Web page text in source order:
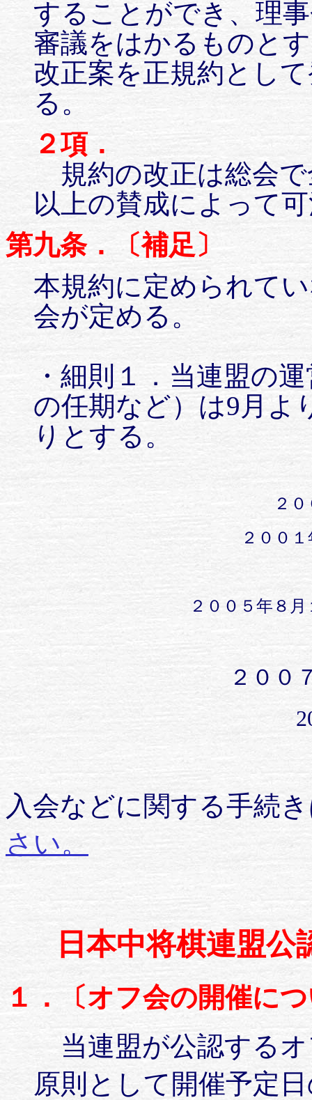
することができ、理
審議をはかるものと
改正案を正規約とし
る。
２項．
規約の改正は総会で
以上の賛成によって
第九条．〔補足〕
本規約に定められて
会が定める。
・細則１．当連盟の
の任期など）は9月よ
りとする。
２
２００
２００５年８
２００
入会などに関する手続
さい。
日本中将棋連盟
１．〔オフ会の開催に
当連盟が公認する
原則として開催予定